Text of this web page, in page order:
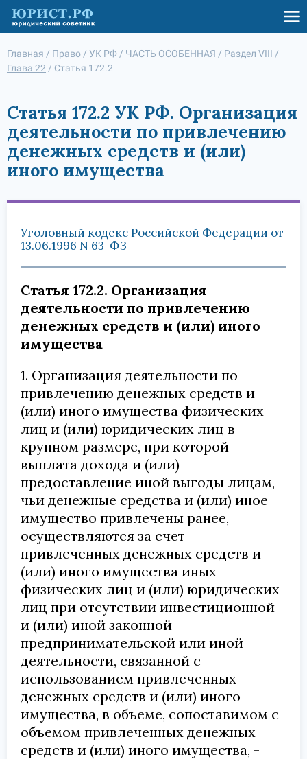
Главная / Право / УК РФ / ЧАСТЬ ОСОБЕННАЯ / Раздел VIII /
Глава 22 / Статья 172.2
Статья 172.2 УК РФ. Организация
деятельности по привлечению
денежных средств и (или)
иного имущества
Уголовный кодекс Российской Федерации от
13.06.1996 N 63-ФЗ
Статья 172.2. Организация
деятельности по привлечению
денежных средств и (или) иного
имущества
1. Организация деятельности по
привлечению денежных средств и
(или) иного имущества физических
лиц и (или) юридических лиц в
крупном размере, при которой
выплата дохода и (или)
предоставление иной выгоды лицам,
чьи денежные средства и (или) иное
имущество привлечены ранее,
осуществляются за счет
привлеченных денежных средств и
(или) иного имущества иных
физических лиц и (или) юридических
лиц при отсутствии инвестиционной
и (или) иной законной
предпринимательской или иной
деятельности, связанной с
использованием привлеченных
денежных средств и (или) иного
имущества, в объеме, сопоставимом с
объемом привлеченных денежных
средств и (или) иного имущества, -